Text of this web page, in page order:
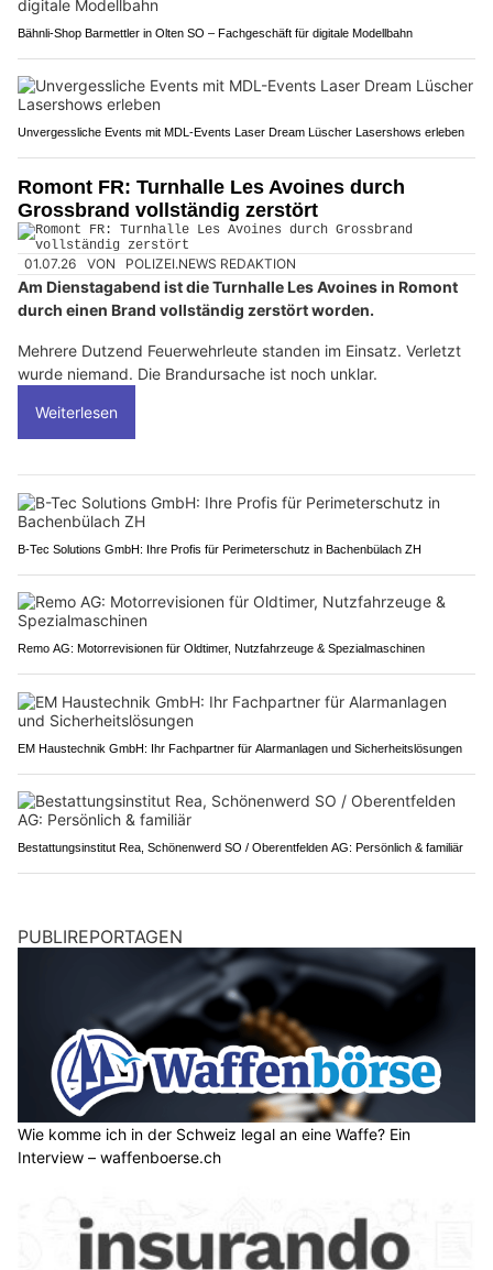
Bähnli-Shop Barmettler in Olten SO – Fachgeschäft für digitale Modellbahn
Unvergessliche Events mit MDL-Events Laser Dream Lüscher Lasershows erleben
Romont FR: Turnhalle Les Avoines durch
Grossbrand vollständig zerstört
01.07.26 VON POLIZEI.NEWS REDAKTION
Am Dienstagabend ist die Turnhalle Les Avoines in Romont
durch einen Brand vollständig zerstört worden.
Mehrere Dutzend Feuerwehrleute standen im Einsatz. Verletzt
wurde niemand. Die Brandursache ist noch unklar.
Weiterlesen
B-Tec Solutions GmbH: Ihre Profis für Perimeterschutz in Bachenbülach ZH
Remo AG: Motorrevisionen für Oldtimer, Nutzfahrzeuge & Spezialmaschinen
EM Haustechnik GmbH: Ihr Fachpartner für Alarmanlagen und Sicherheitslösungen
Bestattungsinstitut Rea, Schönenwerd SO / Oberentfelden AG: Persönlich & familiär
PUBLIREPORTAGEN
Wie komme ich in der Schweiz legal an eine Waffe? Ein
Interview – waffenboerse.ch